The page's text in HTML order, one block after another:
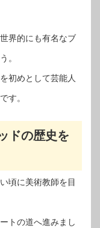
界的にも有名なブ
。
初めとして芸能人
す。
ドの歴史を
頃に美術教師を目
トの道へ進みまし